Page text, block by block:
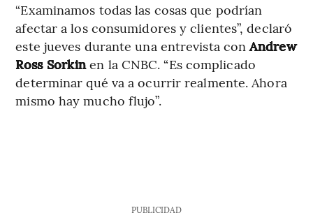
“Examinamos todas las cosas que podrían
afectar a los consumidores y clientes”, declaró
este jueves durante una entrevista conAndrew
Ross Sorkinen la CNBC. “Es complicado
determinar qué va a ocurrir realmente. Ahora
mismo hay mucho flujo”.
PUBLICIDAD